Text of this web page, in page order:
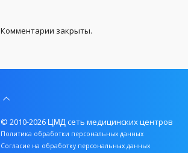
Комментарии закрыты.
© 2010-2026 ЦМД сеть медицинских центров
Политика обработки персональных данных
Согласие на обработку персональных данных